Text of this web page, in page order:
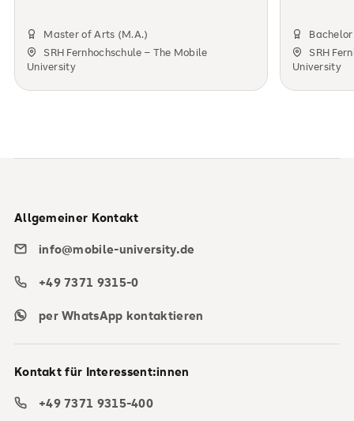
Master of Arts (M.A.)
SRH Fernhochschule – The Mobile
University
SRH
University
Allgemeiner Kontakt
info@mobile-university.de
+49 7371 9315-0
per WhatsApp kontaktieren
Kontakt für Interessent:innen
+49 7371 9315-400